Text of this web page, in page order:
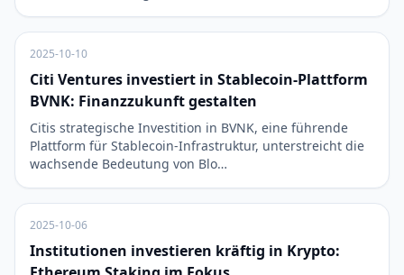
2025-10-10
Citi Ventures investiert in Stablecoin-Plattform
BVNK: Finanzzukunft gestalten
Citis strategische Investition in BVNK, eine führende
Plattform für Stablecoin-Infrastruktur, unterstreicht die
wachsende Bedeutung von Blo…
2025-10-06
Institutionen investieren kräftig in Krypto: